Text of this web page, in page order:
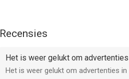
Recensies
Het is weer gelukt om
Het is weer gelukt om advertenties